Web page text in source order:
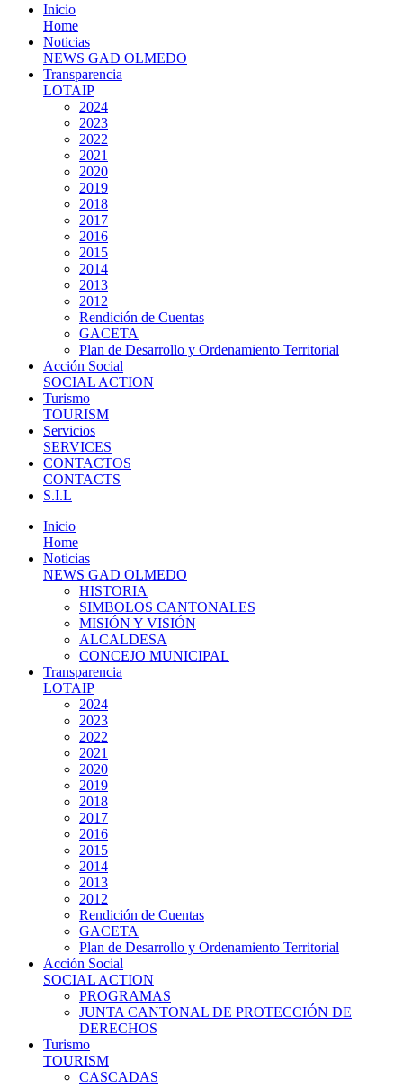
Inicio
Home
Noticias
NEWS GAD OLMEDO
Transparencia
LOTAIP
2024
2023
2022
2021
2020
2019
2018
2017
2016
2015
2014
2013
2012
Rendición de Cuentas
GACETA
Plan de Desarrollo y Ordenamiento Territorial
Acción Social
SOCIAL ACTION
Turismo
TOURISM
Servicios
SERVICES
CONTACTOS
CONTACTS
S.I.L
Inicio
Home
Noticias
NEWS GAD OLMEDO
HISTORIA
SIMBOLOS CANTONALES
MISIÓN Y VISIÓN
ALCALDESA
CONCEJO MUNICIPAL
Transparencia
LOTAIP
2024
2023
2022
2021
2020
2019
2018
2017
2016
2015
2014
2013
2012
Rendición de Cuentas
GACETA
Plan de Desarrollo y Ordenamiento Territorial
Acción Social
SOCIAL ACTION
PROGRAMAS
JUNTA CANTONAL DE PROTECCIÓN DE
DERECHOS
Turismo
TOURISM
CASCADAS